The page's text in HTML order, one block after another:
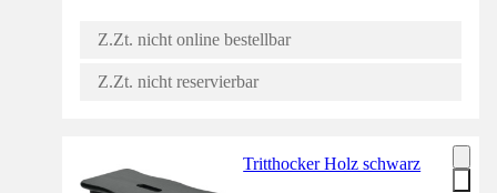
Z.Zt. nicht online bestellbar
Z.Zt. nicht reservierbar
Tritthocker Holz schwarz